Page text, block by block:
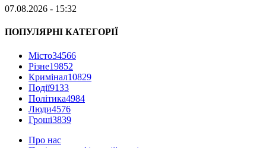
07.08.2026 - 15:32
ПОПУЛЯРНІ КАТЕГОРІЇ
Місто34566
Різне19852
Кримінал10829
Події9133
Політика4984
Люди4576
Гроші3839
Про нас